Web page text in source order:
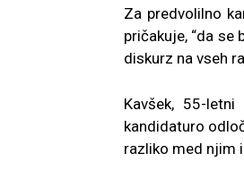
Za predvolilno
pričakuje, “da
diskurz na vseh
Kavšek, 55-
kandidaturo
razliko med njim